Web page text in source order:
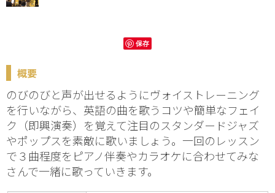
保存
概要
のびのびと声が出せるようにヴォイストレーニング
を行いながら、英語の曲を歌うコツや簡単なフェイ
ク（即興演奏）を覚えて注目のスタンダードジャズ
やポップスを素敵に歌いましょう。一回のレッスン
で３曲程度をピアノ伴奏やカラオケに合わせてみな
さんで一緒に歌っていきます。